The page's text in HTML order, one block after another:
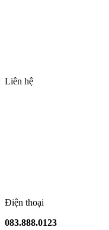
Liên hệ
Điện thoại
083.888.0123